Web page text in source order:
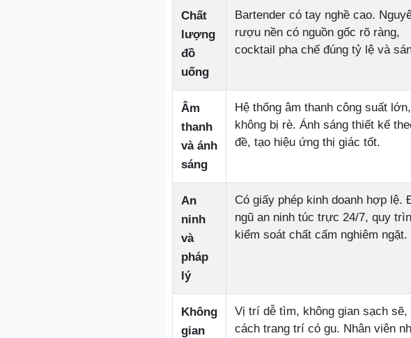
Chất
lượng
đồ
uống
Bartender có tay nghề cao.
rượu nền có nguồn gốc rõ ràng,
cocktail pha chế đúng tỷ lệ và
Âm
thanh
và ánh
sáng
Hệ thống âm thanh công suất lớn,
không bị rè. Ánh sáng thiết kế
đề, tạo hiệu ứng thị giác tốt.
An
ninh
và
pháp
lý
Có giấy phép kinh doanh hợp lệ.
ngũ an ninh túc trực 24/7, quy
kiểm soát chất cấm nghiêm ngặt.
Không
gian
Vị trí dễ tìm, không gian sạch sẽ,
cách trang trí có gu. Nhân viên